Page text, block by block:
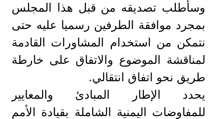
وسأطلب تصديقه من قبل هذا المجلس
بمجرد موافقة الطرفين رسميا عليه حتى
نتمكن من استخدام المشاورات القادمة
لمناقشة الموضوع والاتفاق على خارطة
طريق نحو اتفاق انتقالي.
يحدد الإطار المبادئ والمعايير
للمفاوضات اليمنية الشاملة بقيادة الأمم